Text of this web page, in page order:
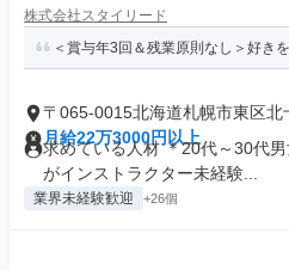
株式会社スタイリード
＜賞与年3回＆残業原則なし＞好き
〒065-0015北海道札幌市東区北
月給22万3000円以上
求めている人材 ＊20代～30代
がインストラクター未経験...
業界未経験歓迎 +26個